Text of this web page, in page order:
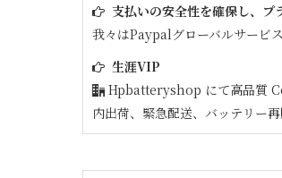
支払いの安全性を確保し、プ
我々はPaypalグローバルサービ
生涯VIP
Hpbatteryshop にて高品質
内出荷、緊急配送、バッテリー再